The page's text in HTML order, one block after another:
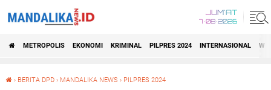
JUM'AT
7•08•2026
METROPOLIS EKONOMI KRIMINAL PILPRES 2024 INTERNASIONAL
› BERITA DPD › MANDALIKA NEWS › PILPRES 2024